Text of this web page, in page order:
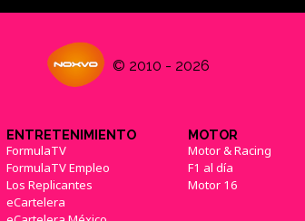
© 2010 - 2026
ENTRETENIMIENTO
FormulaTV
FormulaTV Empleo
Los Replicantes
eCartelera
MOTOR
Motor & Racing
F1 al día
Motor 16